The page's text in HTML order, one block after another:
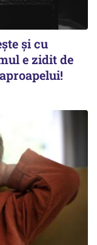
și cu
e zidit de